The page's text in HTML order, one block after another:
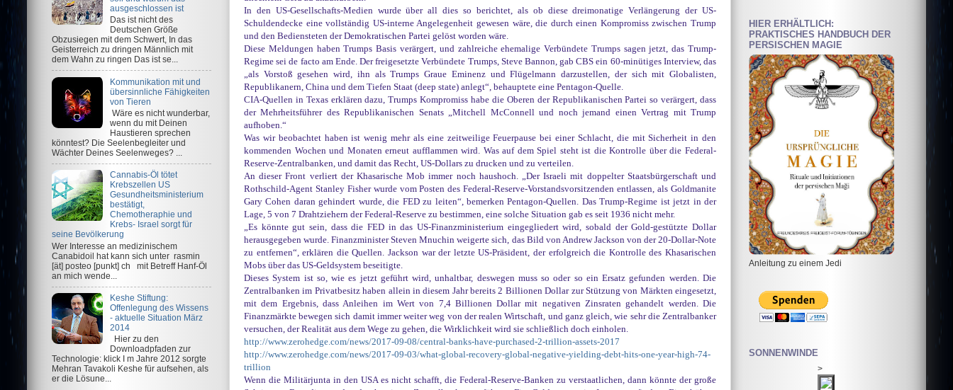
In den US-Gesellschafts-Medien wurde über all dies so berichtet, als ob diese dreimonatige Verlängerung der US-
Schuldendecke eine vollständig US-interne Angelegenheit gewesen wäre, die durch einen Kompromiss zwischen Trump
und den Bediensteten der Demokratischen Partei gelöst worden wäre.
Diese Meldungen haben Trumps Basis verärgert, und zahlreiche ehemalige Verbündete Trumps sagen jetzt, das Trump-
Regime sei de facto am Ende. Der freigesetzte Verbündete Trumps, Steve Bannon, gab CBS ein 60-minütiges Interview, das
„als Vorstoß gesehen wird, ihn als Trumps Graue Eminenz und Flügelmann darzustellen, der sich mit Globalisten,
Republikanern, China und dem Tiefen Staat (deep state) anlegt“, behauptete eine Pentagon-Quelle.
CIA-Quellen in Texas erklären dazu, Trumps Kompromiss habe die Oberen der Republikanischen Partei so verärgert, dass
der Mehrheitsführer des Republikanischen Senats „Mitchell McConnell und noch jemand einen Vertrag mit Trump
aufhoben.“
Was wir beobachtet haben ist wenig mehr als eine zeitweilige Feuerpause bei einer Schlacht, die mit Sicherheit in den
kommenden Wochen und Monaten erneut aufflammen wird. Was auf dem Spiel steht ist die Kontrolle über die Federal-
Reserve-Zentralbanken, und damit das Recht, US-Dollars zu drucken und zu verteilen.
An dieser Front verliert der Khasarische Mob immer noch haushoch. „Der Israeli mit doppelter Staatsbürgerschaft und
Rothschild-Agent Stanley Fisher wurde vom Posten des Federal-Reserve-Vorstandsvorsitzenden entlassen, als Goldmanite
Gary Cohen daran gehindert wurde, die FED zu leiten“, bemerken Pentagon-Quellen. Das Trump-Regime ist jetzt in der
Lage, 5 von 7 Drahtziehern der Federal-Reserve zu bestimmen, eine solche Situation gab es seit 1936 nicht mehr.
„Es könnte gut sein, dass die FED in das US-Finanzministerium eingegliedert wird, sobald der Gold-gestützte Dollar
herausgegeben wurde. Finanzminister Steven Mnuchin weigerte sich, das Bild von Andrew Jackson von der 20-Dollar-Note
zu entfernen“, erklären die Quellen. Jackson war der letzte US-Präsident, der erfolgreich die Kontrolle des Khasarischen
Mobs über das US-Geldsystem beseitigte.
Dieses System ist so, wie es jetzt geführt wird, unhaltbar, deswegen muss so oder so ein Ersatz gefunden werden. Die
Zentralbanken im Privatbesitz haben allein in diesem Jahr bereits 2 Billionen Dollar zur Stützung von Märkten eingesetzt,
mit dem Ergebnis, dass Anleihen im Wert von 7,4 Billionen Dollar mit negativen Zinsraten gehandelt werden. Die
Finanzmärkte bewegen sich damit immer weiter weg von der realen Wirtschaft, und ganz gleich, wie sehr die Zentralbanker
versuchen, der Realität aus dem Wege zu gehen, die Wirklichkeit wird sie schließlich doch einholen.
http://www.zerohedge.com/news/2017-09-08/central-banks-have-purchased-2-trillion-assets-2017
http://www.zerohedge.com/news/2017-09-03/what-global-recovery-global-negative-yielding-debt-hits-one-year-high-74-
trillion
Wenn die Militärjunta in den USA es nicht schafft, die Federal-Reserve-Banken zu verstaatlichen, dann könnte der große
ausgeschlossen ist
Das ist nicht des
Deutschen Größe
Obzusiegen mit dem Schwert, In das
Geisterreich zu dringen Männlich mit
dem Wahn zu ringen Das ist se...
Kommunikation mit und
übersinnliche Fähigkeiten
von Tieren
Wäre es nicht wunderbar,
wenn du mit Deinen
Haustieren sprechen
könntest? Die Seelenbegleiter und
Wächter Deines Seelenweges? ...
Cannabis-Öl tötet
Krebszellen US
Gesundheitsministerium
bestätigt,
Chemotheraphie und
Krebs- Israel sorgt für
seine Bevölkerung
Wer Interesse an medizinischem
Canabidoil hat kann sich unter rasmin
[ät] posteo [punkt] ch mit Betreff Hanf-Öl
an mich wende...
Keshe Stiftung:
Offenlegung des Wissens
- aktuelle Situation März
2014
Hier zu den
Downloadpfaden zur
Technologie: klick I m Jahre 2012 sorgte
Mehran Tavakoli Keshe für aufsehen, als
er die Lösune...
HIER ERHÄLTLICH:
PRAKTISCHES HANDBUCH DER
PERSISCHEN MAGIE
Anleitung zu einem Jedi
SONNENWINDE
>